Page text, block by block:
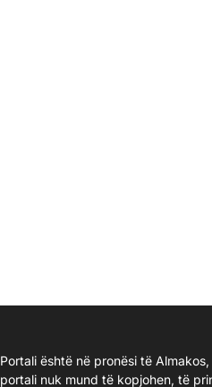
Portali është në pronësi të
portali nuk mund të kopjohen, të